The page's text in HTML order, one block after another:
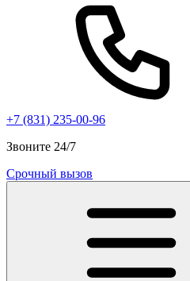
+7 (831) 235-00-96
Звоните 24/7
Срочный вызов